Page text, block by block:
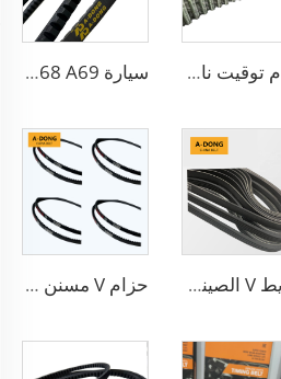
حزام توقيت ناقل الحركة الآلي من مادة المطاط حسب الطلب، منتج جديد بمواصفات OEM سيارة A65 A66 A67 A68 A69 حزام V حزام مسنن مطاطي BX70 حزام مروحة V
شريط V الصيني لمصنع المحرك شريط 6PK2563 مشقوق PK 5PK692 شريط ناقل للرياح حزام V مسنن 04120-21749 بجودة EPDM، أحزمة أسنان 15*1245 مم، حزام نقل مسطح من نوع V